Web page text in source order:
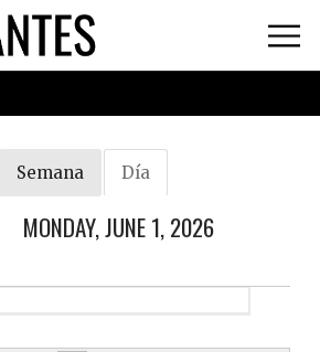
Semana Día(active
tab)
MONDAY, JUNE 1, 2026